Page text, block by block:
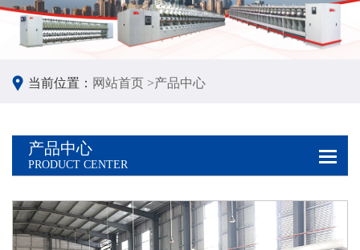
当前位置： 网站首页 >产品中心
产品中心
PRODUCT CENTER